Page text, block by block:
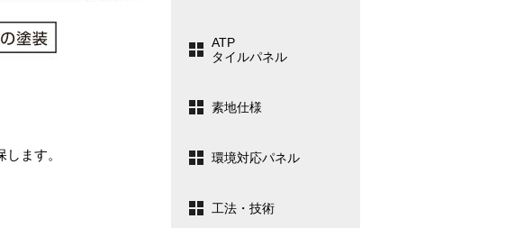
ATP
タイルパネル
素地仕様
環境対応パネル
工法・技術
ます。